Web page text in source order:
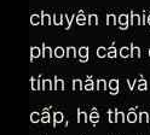
chuyên
phong cách
tính năng
cấp, hệ